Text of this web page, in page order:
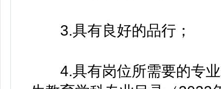
3.具有良好的品行；
4.具有岗位所需要的专业